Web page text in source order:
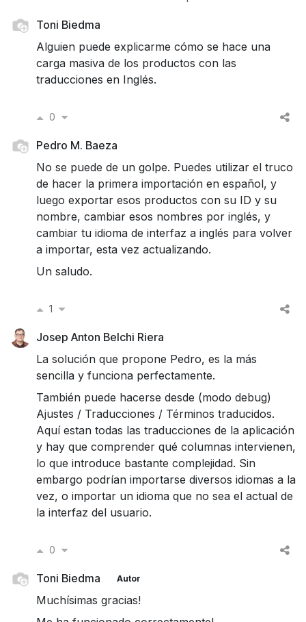
Toni Biedma
Alguien puede explicarme cómo se hace una
carga masiva de los productos con las
traducciones en Inglés.
0
Pedro M. Baeza
No se puede de un golpe. Puedes utilizar el truco
de hacer la primera importación en español, y
luego exportar esos productos con su ID y su
nombre, cambiar esos nombres por inglés, y
cambiar tu idioma de interfaz a inglés para volver
a importar, esta vez actualizando.
Un saludo.
1
Josep Anton Belchi Riera
La solución que propone Pedro, es la más
sencilla y funciona perfectamente.
También puede hacerse desde (modo debug)
Ajustes / Traducciones / Términos traducidos.
Aquí estan todas las traducciones de la aplicación
y hay que comprender qué columnas intervienen,
lo que introduce bastante complejidad. Sin
embargo podrían importarse diversos idiomas a la
vez, o importar un idioma que no sea el actual de
la interfaz del usuario.
0
Toni Biedma Autor
Muchísimas gracias!